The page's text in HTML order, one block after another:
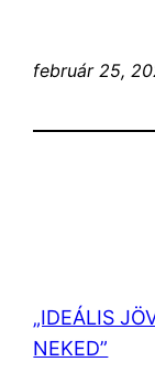
február 25,
„IDEÁLIS
NEKED”